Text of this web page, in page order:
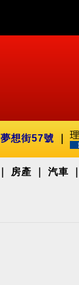
夢想街57號
房產 汽車